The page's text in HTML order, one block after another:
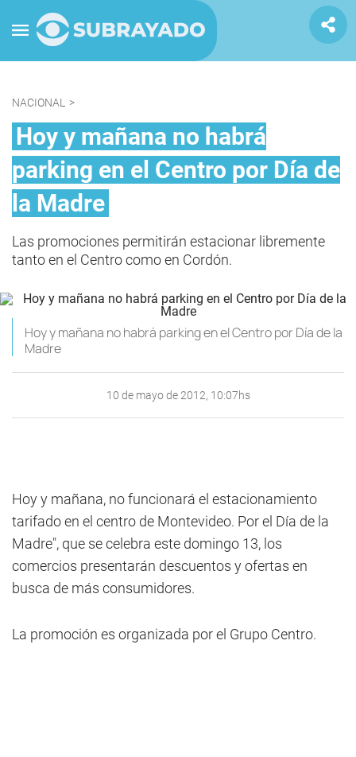
NACIONAL >
Hoy y mañana no habrá
parking en el Centro por Día de
la Madre
Las promociones permitirán estacionar libremente
tanto en el Centro como en Cordón.
Hoy y mañana no habrá parking en el Centro por Día de la
Madre
10 de mayo de 2012, 10:07hs
Hoy y mañana, no funcionará el estacionamiento
tarifado en el centro de Montevideo. Por el Día de la
Madre", que se celebra este domingo 13, los
comercios presentarán descuentos y ofertas en
busca de más consumidores.
La promoción es organizada por el Grupo Centro.